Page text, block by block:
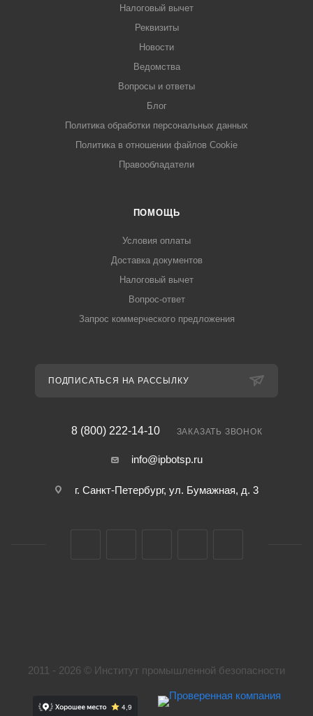
Налоговый вычет
Реквизиты
Новости
Ведомства
Вопросы и ответы
Блог
Политика обработки персональных данных
Политика в отношении файлов Cookie
Правообладатели
ПОМОЩЬ
Условия оплаты
Доставка документов
Налоговый вычет
Вопрос-ответ
Запрос коммерческого предложения
ПОДПИСАТЬСЯ НА РАССЫЛКУ
8 (800) 222-14-10 ЗАКАЗАТЬ ЗВОНОК
info@ipbotsp.ru
г. Санкт-Петербург, ул. Бумажная, д. 3
2011 - 2026 © Институт промышленной безопасности